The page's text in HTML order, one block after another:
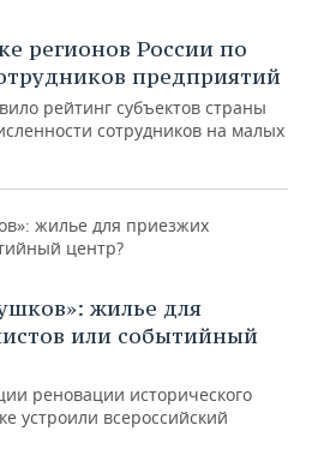
регионов России по
предприятий
рейтинг субъектов страны
сотрудников на малых
жилье для
или событийный
реновации исторического
устроили всероссийский